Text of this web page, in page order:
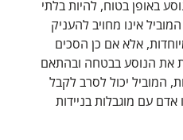
באופן בטוח, להיות בלתי
אינו מחויב להעניק
אלא אם כן הסכים
את הנוסע בבטחה ובהתאם
המוביל יכול לסרב לקבל
עם מוגבלות בניידות